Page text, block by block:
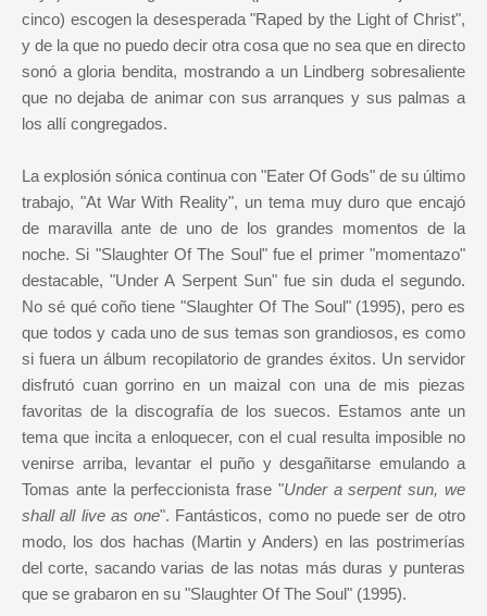
cinco) escogen la desesperada "Raped by the Light of Christ",
y de la que no puedo decir otra cosa que no sea que en directo
sonó a gloria bendita, mostrando a un Lindberg sobresaliente
que no dejaba de animar con sus arranques y sus palmas a
los allí congregados.
La explosión sónica continua con "Eater Of Gods" de su último
trabajo, "At War With Reality", un tema muy duro que encajó
de maravilla ante de uno de los grandes momentos de la
noche. Si "Slaughter Of The Soul" fue el primer "momentazo"
destacable, "Under A Serpent Sun" fue sin duda el segundo.
No sé qué coño tiene "Slaughter Of The Soul" (1995), pero es
que todos y cada uno de sus temas son grandiosos, es como
si fuera un álbum recopilatorio de grandes éxitos. Un servidor
disfrutó cuan gorrino en un maizal con una de mis piezas
favoritas de la discografía de los suecos. Estamos ante un
tema que incita a enloquecer, con el cual resulta imposible no
venirse arriba, levantar el puño y desgañitarse emulando a
Tomas ante la perfeccionista frase "Under a serpent sun, we
shall all live as one". Fantásticos, como no puede ser de otro
modo, los dos hachas (Martin y Anders) en las postrimerías
del corte, sacando varias de las notas más duras y punteras
que se grabaron en su "Slaughter Of The Soul" (1995).